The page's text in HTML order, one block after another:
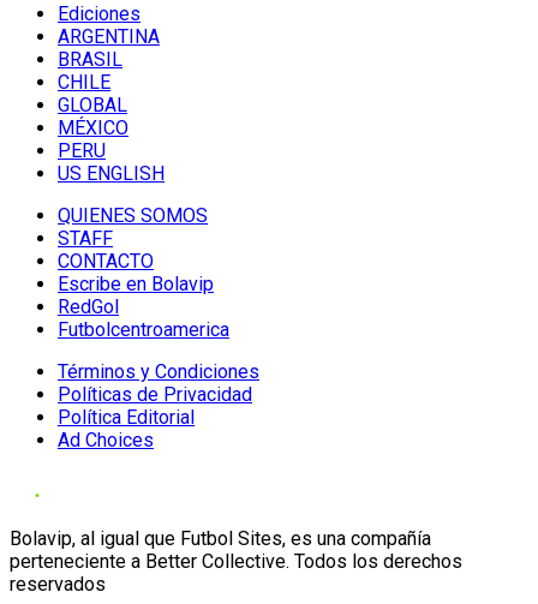
Ediciones
ARGENTINA
BRASIL
CHILE
GLOBAL
MÉXICO
PERU
US ENGLISH
QUIENES SOMOS
STAFF
CONTACTO
Escribe en Bolavip
RedGol
Futbolcentroamerica
Términos y Condiciones
Políticas de Privacidad
Política Editorial
Ad Choices
Bolavip, al igual que Futbol Sites, es una compañía
perteneciente a Better Collective. Todos los derechos
reservados